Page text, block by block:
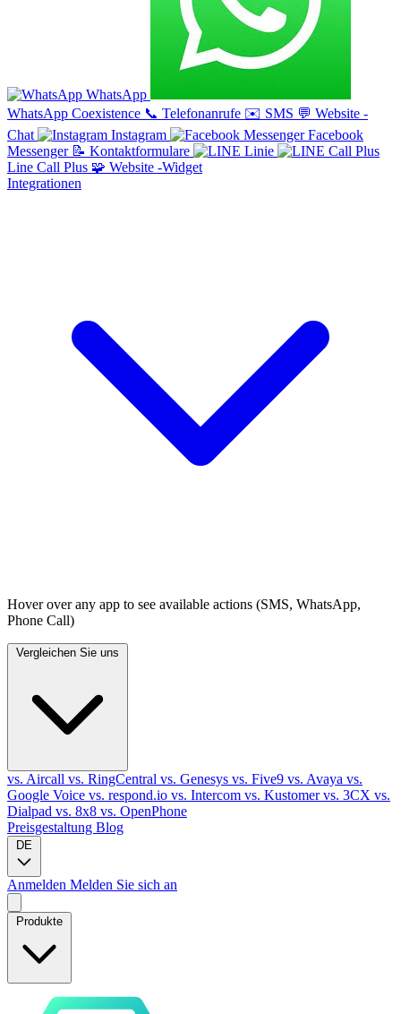
WhatsApp
WhatsApp Coexistence 📞 Telefonanrufe ✉️ SMS 💬 Website -
Chat
Instagram
Facebook
Messenger 📝 Kontaktformulare
Linie
Line Call Plus 🧩 Website -Widget
Integrationen
Hover over any app to see available actions (SMS, WhatsApp,
Phone Call)
vs. Aircall vs. RingCentral vs. Genesys vs. Five9 vs. Avaya vs.
Google Voice vs. respond.io vs. Intercom vs. Kustomervs. 3CX vs.
Dialpad vs. 8x8 vs. OpenPhone
Preisgestaltung Blog
DE
Anmelden Melden Sie sich an
Produkte